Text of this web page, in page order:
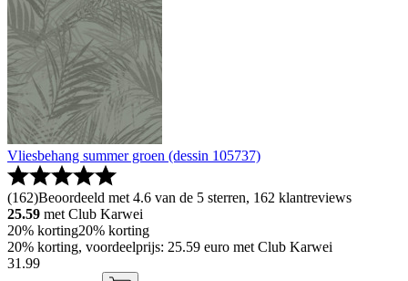
Vliesbehang summer groen (dessin 105737)
(162)Beoordeeld met 4.6 van de 5 sterren, 162 klantreviews
25.59 met Club Karwei
20% korting20% korting
20% korting, voordeelprijs: 25.59 euro met Club Karwei
31.99